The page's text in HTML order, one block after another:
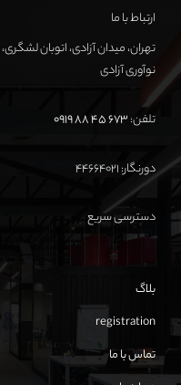
ارتباط با ما
نوآوری آزادی
تلفن:673 45 88 0919
دورنگار: ۴۴۶۶۴۰۲۱
دسترسی سریع
بلاگ
registration
تماس با ما